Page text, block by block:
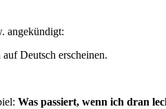
angekündigt:
Deutsch erscheinen.
Was passiert, wenn ich dran